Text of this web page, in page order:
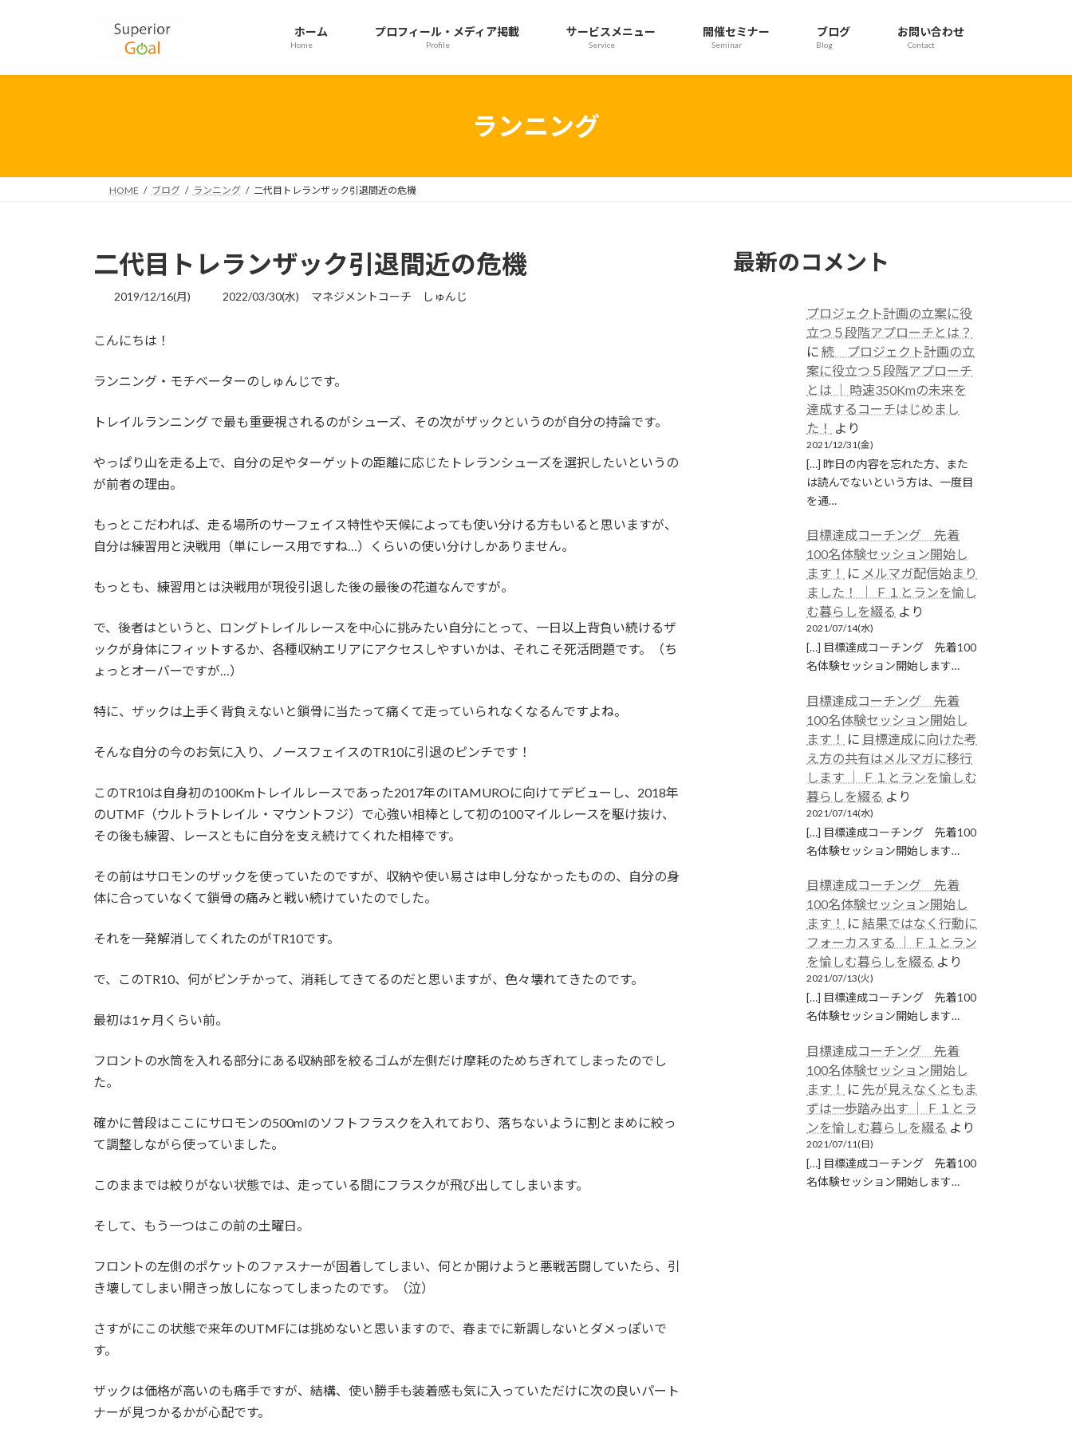
プ
動
ホーム
Home
プロフィール・メディア掲載
Profile
サービスメニュー
Service
開催セミナー
Seminar
ブログ
Blog
お問い合わせ
Contact
ランニング
HOME ブログ ランニング 二代目トレランザック引退間近の危機
二代目トレランザック引退間近の危機
2019/12/16(月)
最
時
:
2022/03/30(水) マネジメントコーチ しゅんじ
こんにちは！
ランニング・モチベーターのしゅんじです。
トレイルランニング で最も重要視されるのがシューズ、その次がザックというのが自分の持論です。
やっぱり山を走る上で、自分の足やターゲットの距離に応じたトレランシューズを選択したいというの
が前者の理由。
もっとこだわれば、走る場所のサーフェイス特性や天候によっても使い分ける方もいると思いますが、
自分は練習用と決戦用（単にレース用ですね…）くらいの使い分けしかありません。
もっとも、練習用とは決戦用が現役引退した後の最後の花道なんですが。
で、後者はというと、ロングトレイルレースを中心に挑みたい自分にとって、一日以上背負い続けるザ
ックが身体にフィットするか、各種収納エリアにアクセスしやすいかは、それこそ死活問題です。（ち
ょっとオーバーですが…）
特に、ザックは上手く背負えないと鎖骨に当たって痛くて走っていられなくなるんですよね。
そんな自分の今のお気に入り、ノースフェイスのTR10に引退のピンチです！
このTR10は自身初の100Kmトレイルレースであった2017年のITAMUROに向けてデビューし、2018年
のUTMF（ウルトラトレイル・マウントフジ）で心強い相棒として初の100マイルレースを駆け抜け、
その後も練習、レースともに自分を支え続けてくれた相棒です。
その前はサロモンのザックを使っていたのですが、収納や使い易さは申し分なかったものの、自分の身
体に合っていなくて鎖骨の痛みと戦い続けていたのでした。
それを一発解消してくれたのがTR10です。
で、このTR10、何がピンチかって、消耗してきてるのだと思いますが、色々壊れてきたのです。
最初は1ヶ月くらい前。
フロントの水筒を入れる部分にある収納部を絞るゴムが左側だけ摩耗のためちぎれてしまったのでし
た。
確かに普段はここにサロモンの500mlのソフトフラスクを入れており、落ちないように割とまめに絞っ
て調整しながら使っていました。
このままでは絞りがない状態では、走っている間にフラスクが飛び出してしまいます。
そして、もう一つはこの前の土曜日。
フロントの左側のポケットのファスナーが固着してしまい、何とか開けようと悪戦苦闘していたら、引
き壊してしまい開きっ放しになってしまったのです。（泣）
さすがにこの状態で来年のUTMFには挑めないと思いますので、春までに新調しないとダメっぽいで
す。
ザックは価格が高いのも痛手ですが、結構、使い勝手も装着感も気に入っていただけに次の良いパート
ナーが見つかるかが心配です。
最新のコメント
プロジェクト計画の立案に役
立つ５段階アプローチとは？
に続 プロジェクト計画の立
案に役立つ５段階アプローチ
とは │ 時速350Kmの未来を
達成するコーチはじめまし
た！
より
2021/12/31(金)
[…] 昨日の内容を忘れた方、また
は読んでないという方は、一度目
を通…
目標達成コーチング 先着
100名体験セッション開始し
ます！
に メルマガ配信始まり
ました！ │ Ｆ１とランを愉し
む暮らしを綴る より
2021/07/14(水)
[…] 目標達成コーチング 先着100
名体験セッション開始します…
目標達成コーチング 先着
100名体験セッション開始し
ます！
に 目標達成に向けた考
え方の共有はメルマガに移行
します │ Ｆ１とランを愉しむ
暮らしを綴る より
2021/07/14(水)
[…] 目標達成コーチング 先着100
名体験セッション開始します…
目標達成コーチング 先着
100名体験セッション開始し
ます！
に結果ではなく行動に
フォーカスする │ Ｆ１とラン
を愉しむ暮らしを綴る より
2021/07/13(火)
[…] 目標達成コーチング 先着100
名体験セッション開始します…
目標達成コーチング 先着
100名体験セッション開始し
ます！
に先が見えなくともま
ずは一歩踏み出す │ Ｆ１とラ
ンを愉しむ暮らしを綴る より
2021/07/11(日)
[…] 目標達成コーチング 先着100
名体験セッション開始します…